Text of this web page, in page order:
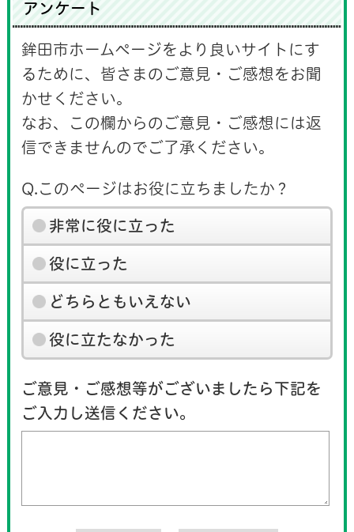
アンケート
鉾田市ホームページをより良いサイトにす
るために、皆さまのご意見・ご感想をお聞
かせください。
なお、この欄からのご意見・ご感想には返
信できませんのでご了承ください。
Q.このページはお役に立ちましたか？
非常に役に立った
役に立った
どちらともいえない
役に立たなかった
ご意見・ご感想等がございましたら下記を
ご入力し送信ください。